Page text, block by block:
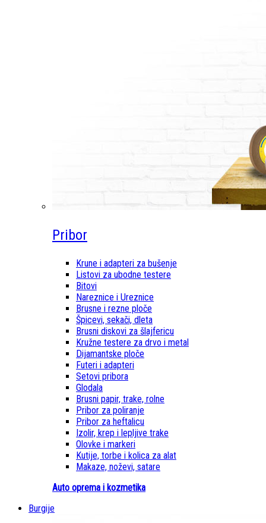
Pribor
Krune i adapteri za bušenje
Listovi za ubodne testere
Bitovi
Nareznice i Ureznice
Brusne i rezne ploče
Špicevi, sekači, dleta
Brusni diskovi za šlajfericu
Kružne testere za drvo i metal
Dijamantske ploče
Futeri i adapteri
Setovi pribora
Glodala
Brusni papir, trake, rolne
Pribor za poliranje
Pribor za heftalicu
Izolir, krep i lepljive trake
Olovke i markeri
Kutije, torbe i kolica za alat
Makaze, noževi, satare
Auto oprema i kozmetika
Burgije